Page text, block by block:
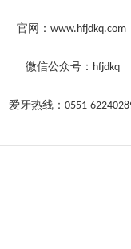
官网： www.hfjdkq.com
微信公众号： hfjdkq
爱牙热线： 0551-